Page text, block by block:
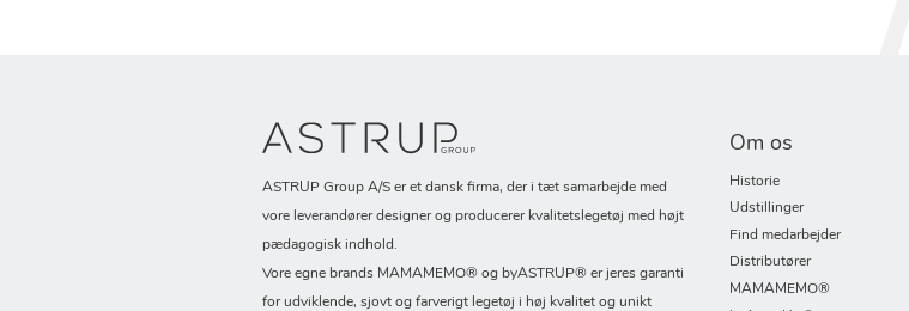
ASTRUP Group A/S er et dansk firma, der i tæt samarbejde med
vore leverandører designer og producerer kvalitetslegetøj med højt
pædagogisk indhold.
Vore egne brands MAMAMEMO® og byASTRUP® er jeres garanti
for udviklende, sjovt og farverigt legetøj i høj kvalitet og unikt
Om os
Historie
Udstillinger
Find medarbejder
Distributører
MAMAMEMO®